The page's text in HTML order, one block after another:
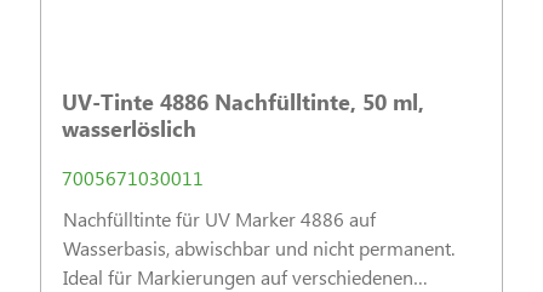
UV-Tinte 4886 Nachfülltinte, 50 ml,
wasserlöslich
7005671030011
Nachfülltinte für UV Marker 4886 auf
Wasserbasis, abwischbar und nicht permanent.
Ideal für Markierungen auf verschiedenen